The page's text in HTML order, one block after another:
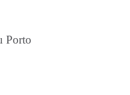
Porto